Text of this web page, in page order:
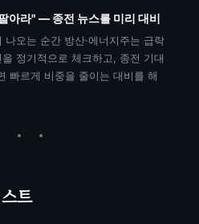
아라" — 종전 뉴스를 미리 대비
나오는 순간 방산·에너지주는 급락
정기적으로 체크하고, 종전 기대
빠르게 비중을 줄이는 대비를 해
트